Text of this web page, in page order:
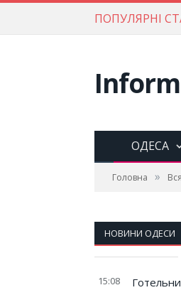
ПОПУЛЯРНІ
ОДЕСА
Головна »
НОВИНИ ОДЕСИ
15:08